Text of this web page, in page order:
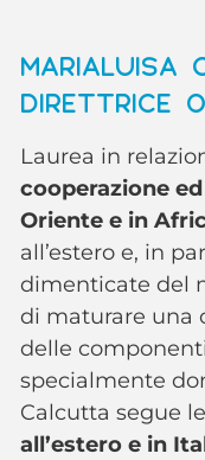
MARIALUISA
DIRETTRICE
Laurea in
cooperazione
Oriente e in
all’estero e, in
dimenticate del
di maturare una
delle
specialmente
Calcutta segue le
all’estero e in